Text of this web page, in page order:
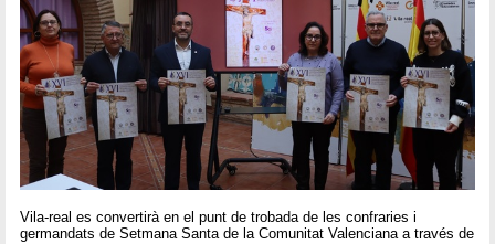
Vila-real es convertirà en el punt de trobada de les confraries i
germandats de Setmana Santa de la Comunitat Valenciana a través de